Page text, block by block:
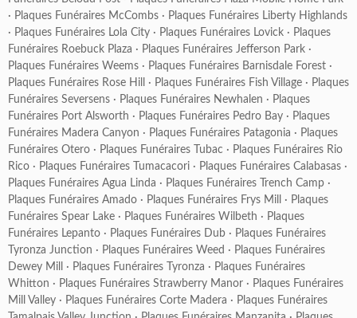
· Plaques Funéraires McCombs · Plaques Funéraires Liberty Highlands
· Plaques Funéraires Lola City · Plaques Funéraires Lovick · Plaques
Funéraires Roebuck Plaza · Plaques Funéraires Jefferson Park ·
Plaques Funéraires Weems · Plaques Funéraires Barnisdale Forest ·
Plaques Funéraires Rose Hill
· Plaques Funéraires Fish Village · Plaques
Funéraires Seversens · Plaques Funéraires Newhalen · Plaques
Funéraires Port Alsworth · Plaques Funéraires Pedro Bay · Plaques
Funéraires Madera Canyon · Plaques Funéraires Patagonia · Plaques
Funéraires Otero · Plaques Funéraires Tubac · Plaques Funéraires Rio
Rico · Plaques Funéraires Tumacacori · Plaques Funéraires Calabasas ·
Plaques Funéraires Agua Linda · Plaques Funéraires Trench Camp ·
Plaques Funéraires Amado · Plaques Funéraires Frys Mill · Plaques
Funéraires Spear Lake · Plaques Funéraires Wilbeth · Plaques
Funéraires Lepanto · Plaques Funéraires Dub · Plaques Funéraires
Tyronza Junction · Plaques Funéraires Weed · Plaques Funéraires
Dewey Mill
· Plaques Funéraires Tyronza · Plaques Funéraires
Whitton · Plaques Funéraires Strawberry Manor · Plaques Funéraires
Mill Valley · Plaques Funéraires Corte Madera · Plaques Funéraires